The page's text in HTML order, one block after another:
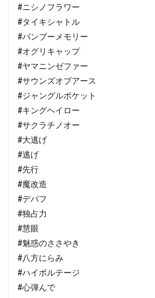
#ニシノフラワー
#タイキシャトル
#バンブーメモリー
#オグリキャップ
#ヤマニンゼファー
#サウンズオブアース
#ジャングルポケット
#キングヘイロー
#サクラチノオー
#大逃げ
#逃げ
#先行
#魔改造
#デバフ
#独占力
#慧眼
#魅惑のささやき
#八方にらみ
#ハイボルテージ
#心弾んで